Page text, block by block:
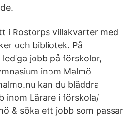
i Rostorps villakvarter med
och bibliotek. På
jobb på förskolor,
inom Malmö
kan du bläddra
inom Lärare i förskola/
& söka ett jobb som passar